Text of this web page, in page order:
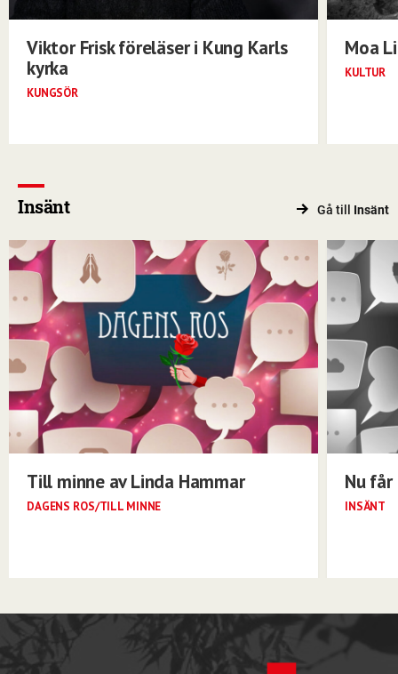
Viktor Frisk föreläser i Kung Karls
kyrka
KUNGSÖR
Moa
KULTUR
Insänt Gå till Insänt
Till minne av Linda Hammar
DAGENS ROS/TILL MINNE
Nu
INSÄNT